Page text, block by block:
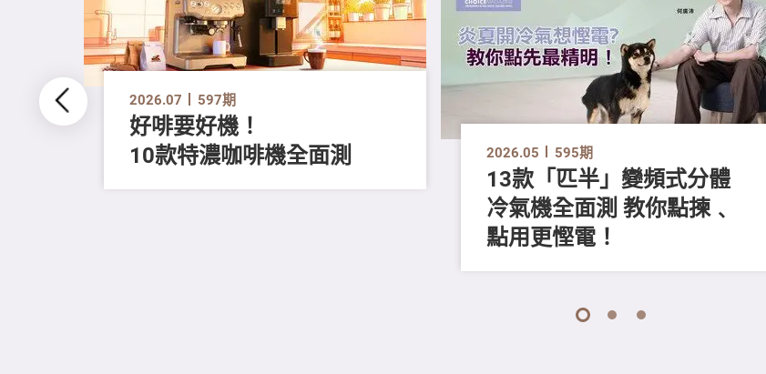
2026.07 597期
好啡要好機！
10款特濃咖啡機全面測
2026.05 595期
13款「匹半」變頻式分體
冷氣機全面測 教你點揀﹑
點用更慳電！
1 2 3